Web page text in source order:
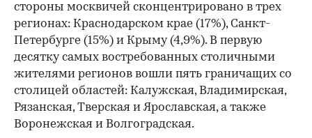
стороны москвичей сконцентрировано в трех
регионах: Краснодарском крае (17%), Санкт-
Петербурге (15%) и Крыму (4,9%). В первую
десятку самых востребованных столичными
жителями регионов вошли пять граничащих со
столицей областей: Калужская, Владимирская,
Рязанская, Тверская и Ярославская, а также
Воронежская и Волгоградская.